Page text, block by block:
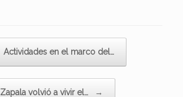
Actividades en el marco del…
Zapala volvió a vivir el… →